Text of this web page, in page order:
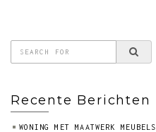
Recente Berichten
WONING MET MAATWERK MEUBELS